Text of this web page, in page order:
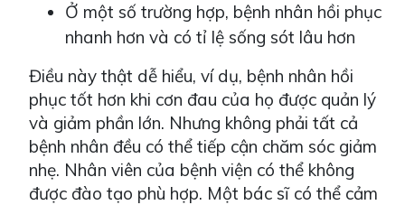
Ở một số trường hợp, bệnh nhân hồi phục
nhanh hơn và có tỉ lệ sống sót lâu hơn
Điều này thật dễ hiểu, ví dụ, bệnh nhân hồi
phục tốt hơn khi cơn đau của họ được quản lý
và giảm phần lớn. Nhưng không phải tất cả
bệnh nhân đều có thể tiếp cận chăm sóc giảm
nhẹ. Nhân viên của bệnh viện có thể không
được đào tạo phù hợp. Một bác sĩ có thể cảm